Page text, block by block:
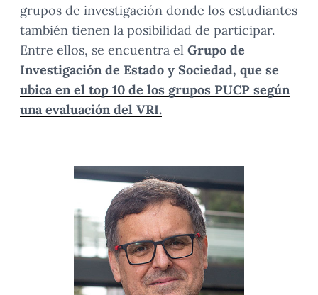
grupos de investigación donde los estudiantes
también tienen la posibilidad de participar.
Entre ellos, se encuentra el Grupo de
Investigación de Estado y Sociedad, que se
ubica en el top 10 de los grupos PUCP según
una evaluación del VRI.